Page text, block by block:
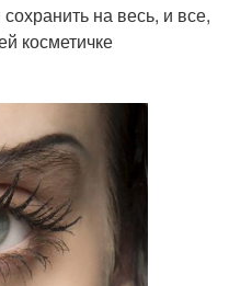
на весь, и все,
косметичке